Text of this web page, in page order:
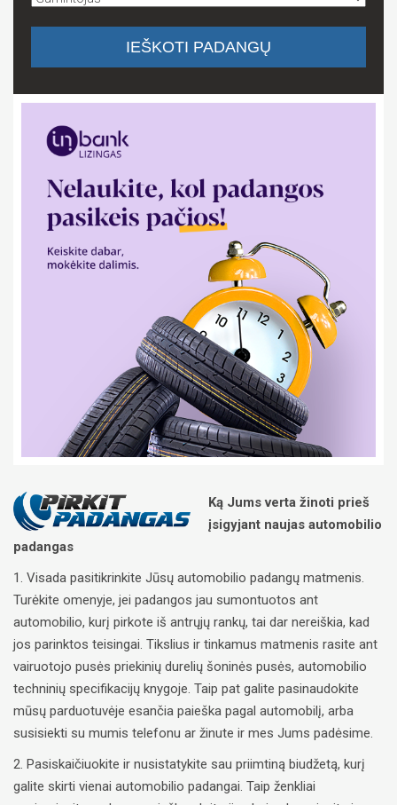
Ką Jums verta žinoti prieš
įsigyjant naujas automobilio
padangas
1. Visada pasitikrinkite Jūsų automobilio padangų matmenis.
Turėkite omenyje, jei padangos jau sumontuotos ant
automobilio, kurį pirkote iš antrųjų rankų, tai dar nereiškia, kad
jos parinktos teisingai. Tikslius ir tinkamus matmenis rasite ant
vairuotojo pusės priekinių durelių šoninės pusės, automobilio
techninių specifikacijų knygoje. Taip pat galite pasinaudokite
mūsų parduotuvėje esančia paieška pagal automobilį, arba
susisiekti su mumis telefonu ar žinute ir mes Jums padėsime.
2. Pasiskaičiuokite ir nusistatykite sau priimtiną biudžetą, kurį
galite skirti vienai automobilio padangai. Taip ženkliai